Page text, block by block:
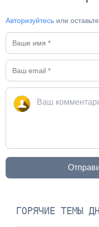
Авторизуйтесь или
ГОРЯЧИЕ ТЕМЫ